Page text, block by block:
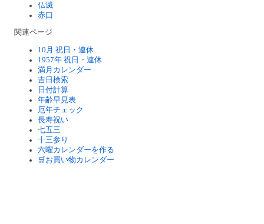
仏滅
赤口
関連ページ
10月 祝日・連休
1957年 祝日・連休
満月カレンダー
吉日検索
日付計算
年齢早見表
厄年チェック
長寿祝い
七五三
十三参り
六曜カレンダーを作る
🛒お買い物カレンダー